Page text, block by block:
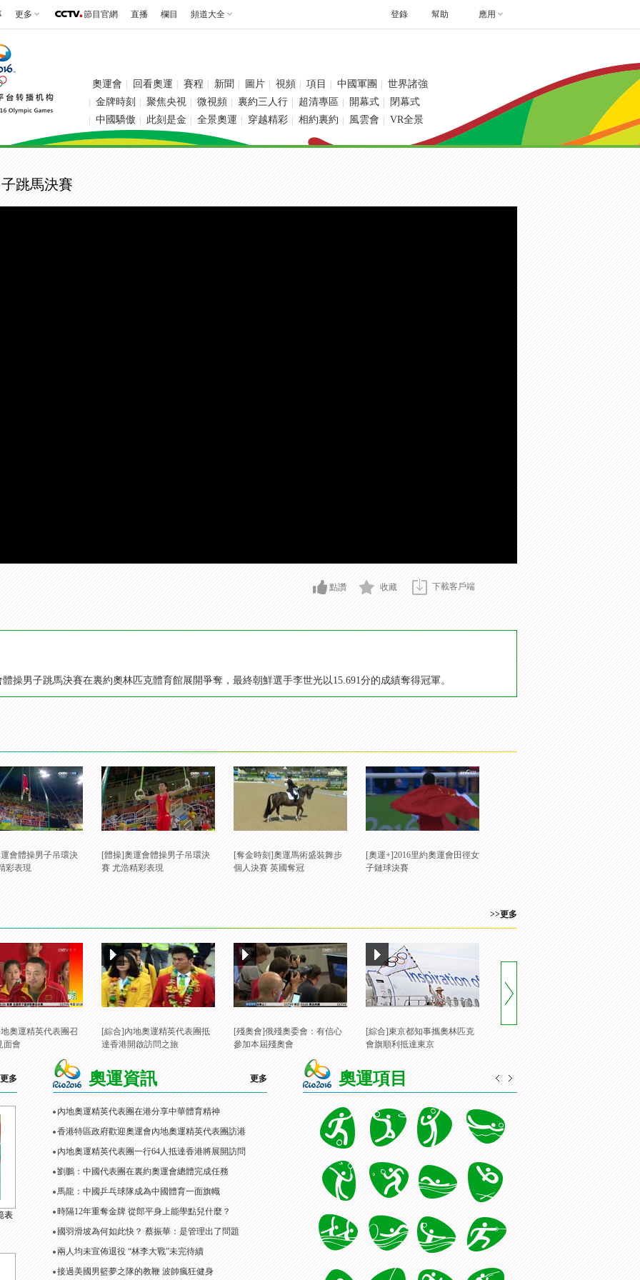
更多 節目官網 直播 欄目 頻道大全 幫助 應用
登錄
奧運會 回看奧運 賽程 新聞 圖片 視頻 項目 中國軍團 世界諸強
金牌時刻 聚焦央視 微視頻 裏約三人行 超清專區 開幕式 閉幕式
中國驕傲 此刻是金 全景奧運 穿越精彩 相約裏約 風雲會 VR全景
跳馬決賽
點讚 收藏 下載客戶端
操男子跳馬決賽在裏約奧林匹克體育館展開爭奪，最終朝鮮選手李世光以15.691分的成績奪得冠軍。
會體操男子吊環決
彩表現
[體操]奧運會體操男子吊環決
賽 尤浩精彩表現
[奪金時刻]奧運馬術盛裝舞步
個人決賽 英國奪冠
[奧運+]2016里約奧運會田徑女
子鏈球決賽
>>更多
奧運精英代表團召
面會
[綜合]內地奧運精英代表團抵
達香港開啟訪問之旅
[殘奧會]俄殘奧委會：有信心
參加本屆殘奧會
[綜合]東京都知事攜奧林匹克
會旗順利抵達東京
更多
表
奧運資訊 更多
內地奧運精英代表團在港分享中華體育精神
香港特區政府歡迎奧運會內地奧運精英代表團訪港
內地奧運精英代表團一行64人抵達香港將展開訪問
劉鵬：中國代表團在裏約奧運會總體完成任務
馬龍：中國乒乓球隊成為中國體育一面旗幟
時隔12年重奪金牌 從郎平身上能學點兒什麼？
國羽滑坡為何如此快？ 蔡振華：是管理出了問題
兩人均未宣佈退役 “林李大戰”未完待續
接過美國男籃夢之隊的教鞭 波帥瘋狂健身
奧運項目